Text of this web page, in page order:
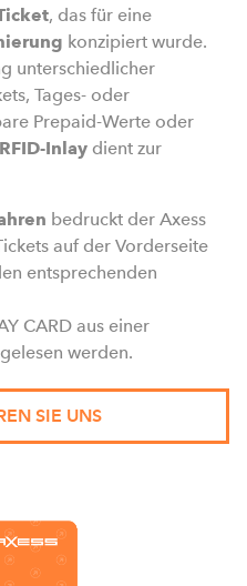
, das für eine
konzipiert wurde.
unterschiedlicher
Tages- oder
Prepaid-Werte oder
RFID-Inlay dient zur
bedruckt der Axess
auf der Vorderseite
entsprechenden
CARD aus einer
werden.
SIE UNS